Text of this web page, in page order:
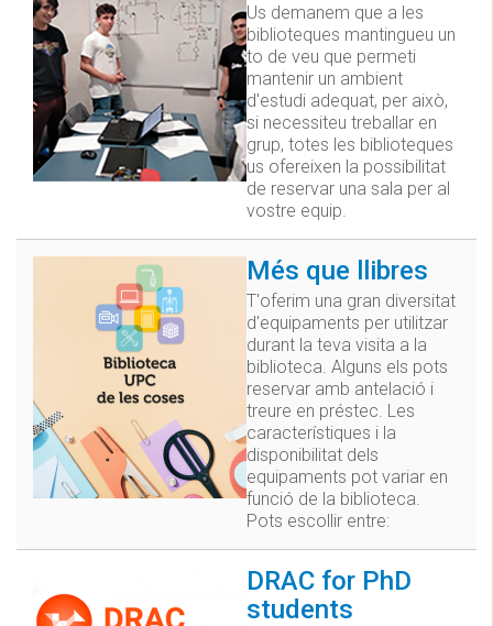
Us demanem que a les
biblioteques mantingueu un
to de veu que permeti
mantenir un ambient
d'estudi adequat, per això,
si necessiteu treballar en
grup, totes les biblioteques
us ofereixen la possibilitat
de reservar una sala per al
vostre equip.
Més que llibres
T'oferim una gran diversitat
d'equipaments per utilitzar
durant la teva visita a la
biblioteca. Alguns els pots
reservar amb antelació i
treure en préstec. Les
característiques i la
disponibilitat dels
equipaments pot variar en
funció de la biblioteca.
Pots escollir entre:
DRAC for PhD
students